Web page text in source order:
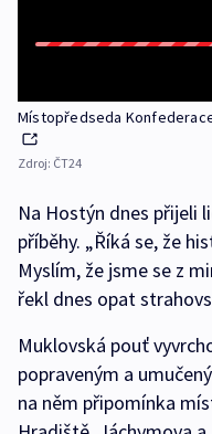
Místopředseda
Zdroj: ČT24
Na Hostýn dnes přijeli
příběhy. „Říká se, že
Myslím, že jsme se z
řekl dnes opat
Muklovská pouť
popraveným a
na něm připomínka